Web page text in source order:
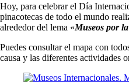
Hoy, para celebrar el Día
pinacotecas de todo el mundo
alrededor del lema «Museos por
Puedes consultar el mapa con
causa y las diferentes actividades